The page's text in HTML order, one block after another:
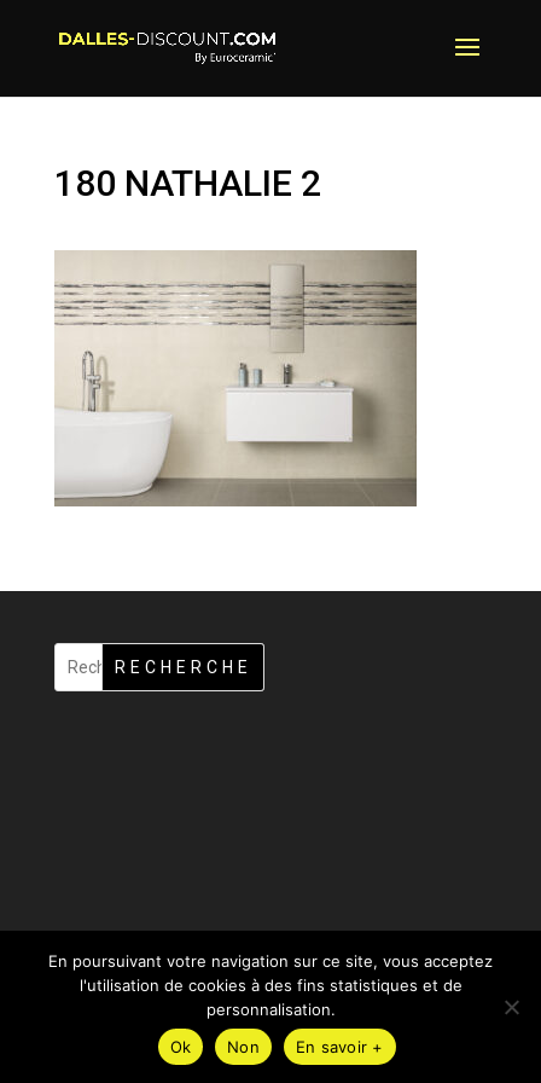
180 NATHALIE 2
RECHERCHE
Elegant Themes| Propulsé par
En poursuivant votre navigation sur ce site, vous acceptez
l'utilisation de cookies à des fins statistiques et de
personnalisation.
Ok
Non En savoir +